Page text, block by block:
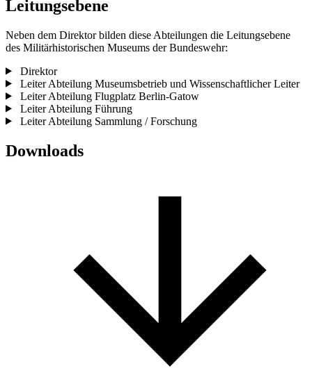
Leitungsebene
Neben dem Direktor bilden diese Abteilungen die Leitungsebene
des Militärhistorischen Museums der Bundeswehr:
Direktor
Leiter Abteilung Museumsbetrieb und Wissenschaftlicher Leiter
Leiter Abteilung Flugplatz Berlin-Gatow
Leiter Abteilung Führung
Leiter Abteilung Sammlung / Forschung
Downloads